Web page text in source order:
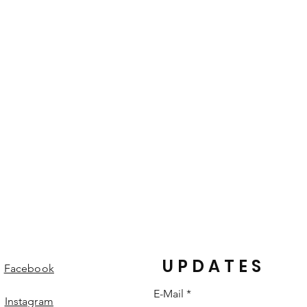
Facebook
Instagram
UPDATES
E-Mail